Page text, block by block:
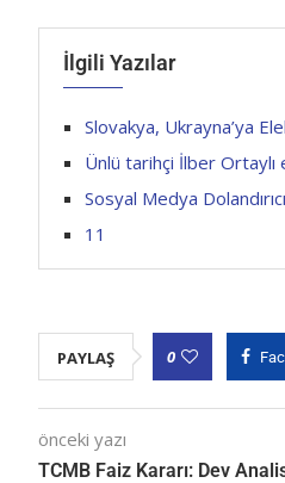
İlgili Yazılar
Slovakya, Ukrayna’ya
Ünlü tarihçi İlber Ortaylı
Sosyal Medya
11
PAYLAŞ 0
önceki yazı
TCMB Faiz Kararı: Dev